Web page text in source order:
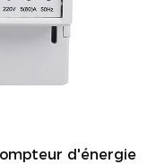
d'énergie